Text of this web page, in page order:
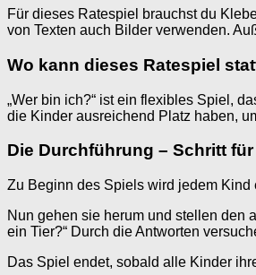
Für dieses Ratespiel brauchst du
von Texten auch Bilder verwenden.
Wo kann dieses Ratespiel
„Wer bin ich?“ ist ein flexibles Spiel,
die Kinder ausreichend Platz haben,
Die Durchführung – Schritt
Zu Beginn des Spiels wird jedem Kind
Nun gehen sie herum und stellen den
ein Tier?“ Durch die Antworten
Das Spiel endet, sobald alle Kinder